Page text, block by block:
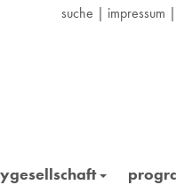
suche | impressum |